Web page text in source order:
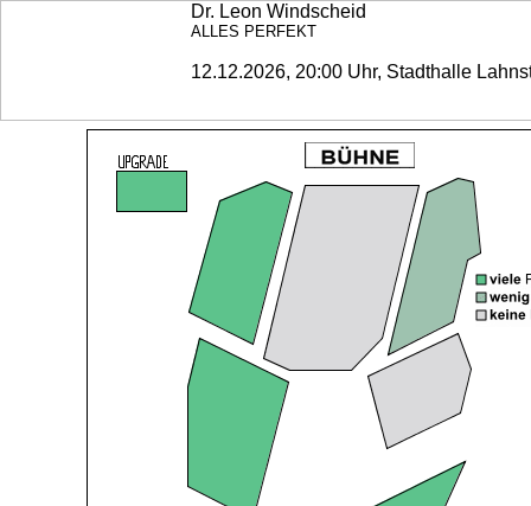
Dr. Leon Windscheid
ALLES PERFEKT
12.12.2026, 20:00 Uhr, Stadthalle